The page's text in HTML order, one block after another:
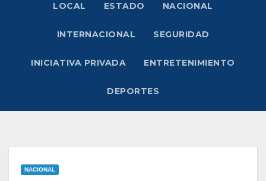
LOCAL ESTADO NACIONAL
INTERNACIONAL SEGURIDAD
INICIATIVA PRIVADA ENTRETENIMIENTO
DEPORTES
NACIONAL